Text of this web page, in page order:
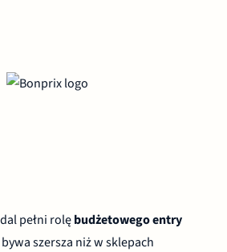
pełni rolębudżetowego entry
szersza niż w sklepach